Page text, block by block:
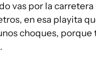
vas por la
en esa playita
choques, porque